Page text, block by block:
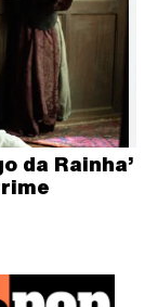
da Rainha’